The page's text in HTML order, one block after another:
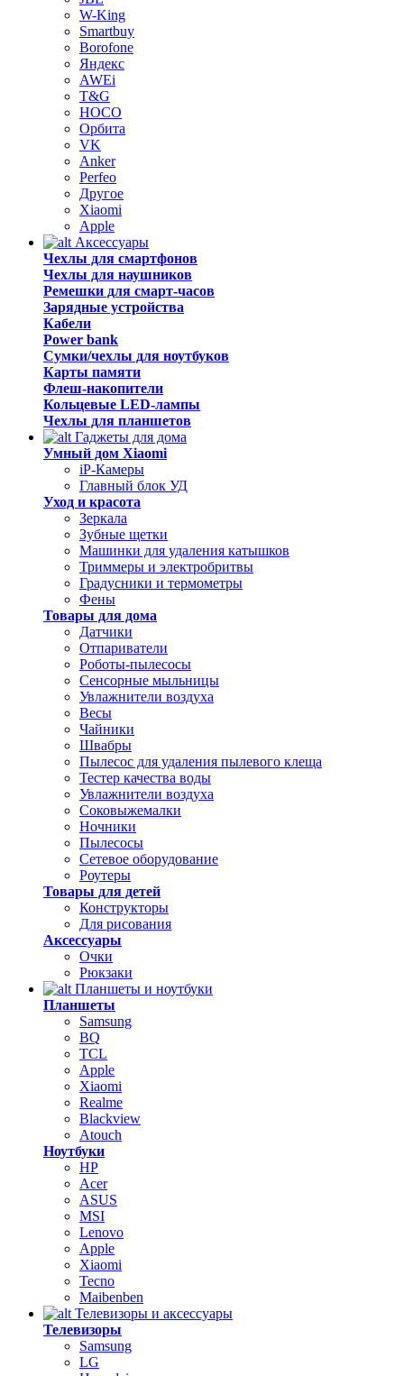
W-King
Smartbuy
Borofone
Яндекс
AWEi
T&G
HOCO
Орбита
VK
Anker
Perfeo
Другое
Xiaomi
Apple
Аксессуары
Чехлы для смартфонов
Чехлы для наушников
Ремешки для смарт-часов
Зарядные устройства
Кабели
Power bank
Сумки/чехлы для ноутбуков
Карты памяти
Флеш-накопители
Кольцевые LED-лампы
Чехлы для планшетов
Гаджеты для дома
Умный дом Xiaomi
iP-Камеры
Главный блок УД
Уход и красота
Зеркала
Зубные щетки
Машинки для удаления катышков
Триммеры и электробритвы
Градусники и термометры
Фены
Товары для дома
Датчики
Отпариватели
Роботы-пылесосы
Сенсорные мыльницы
Увлажнители воздуха
Весы
Чайники
Швабры
Пылесос для удаления пылевого клеща
Тестер качества воды
Увлажнители воздуха
Соковыжемалки
Ночники
Пылесосы
Сетевое оборудование
Роутеры
Товары для детей
Конструкторы
Для рисования
Аксессуары
Очки
Рюкзаки
Планшеты и ноутбуки
Планшеты
Samsung
BQ
TCL
Apple
Xiaomi
Realme
Blackview
Atouch
Ноутбуки
HP
Acer
ASUS
MSI
Lenovo
Apple
Xiaomi
Tecno
Maibenben
Телевизоры и аксессуары
Телевизоры
Samsung
LG